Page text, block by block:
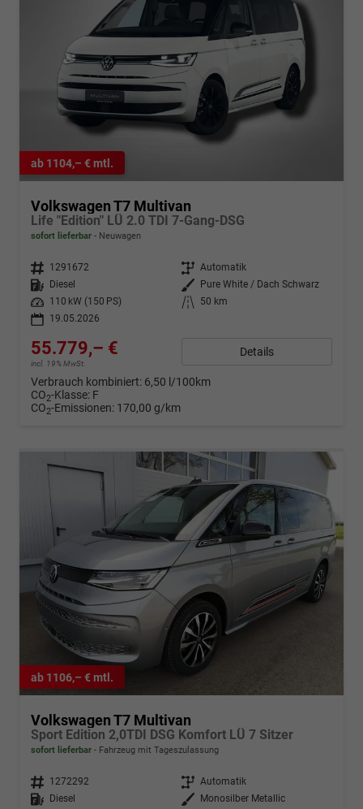
ab 1104,– € mtl.
Volkswagen T7 Multivan
Life "Edition" LÜ 2.0 TDI 7-Gang-DSG
sofort lieferbar Neuwagen
Fahrzeugnr. 1291672 Getriebe Automatik
Kraftstoff
Diesel Außenfarbe
Pure White / Dach Schwarz
Leistung
110 kW (150 PS) Kilometerstand
50 km
19.05.2026
55.779,– €
incl. 19% MwSt.
Details
Verbrauch kombiniert: 6,50 l/100km
CO2-Klasse: F
CO2-Emissionen: 170,00 g/km
ab 1106,– € mtl.
Volkswagen T7 Multivan
Sport Edition 2,0TDI DSG Komfort LÜ 7 Sitzer
sofort lieferbar Fahrzeug mit Tageszulassung
Fahrzeugnr. 1272292 Getriebe Automatik
Kraftstoff
Diesel Außenfarbe
Monosilber Metallic